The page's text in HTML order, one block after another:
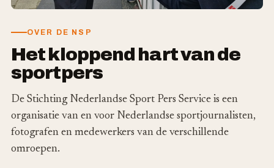
OVER DE NSP
Het kloppend hart van de
sportpers
De Stichting Nederlandse Sport Pers Service is een
organisatie van en voor Nederlandse sportjournalisten,
fotografen en medewerkers van de verschillende
omroepen.